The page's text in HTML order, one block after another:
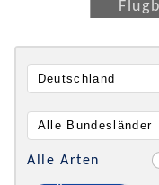
Alle Arten